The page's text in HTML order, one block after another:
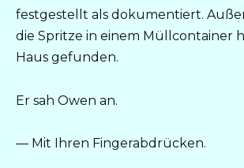
festgestellt als dokumentiert.
die Spritze in einem Müllcontainer
Haus gefunden.
Er sah Owen an.
— Mit Ihren Fingerabdrücken.